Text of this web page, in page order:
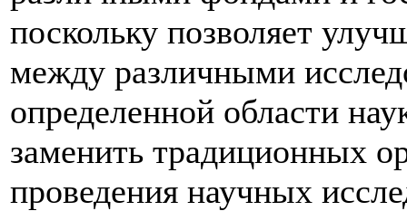
поскольку позволяет
между различными
определенной области
заменить традиционных
проведения научных